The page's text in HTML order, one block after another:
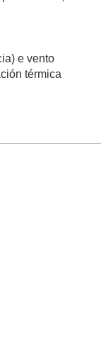
e vento
térmica